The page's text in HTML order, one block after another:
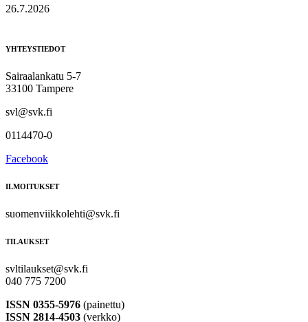
26.7.2026
YHTEYSTIEDOT
Sairaalankatu 5-7
33100 Tampere
svl@svk.fi
0114470-0
Facebook
ILMOITUKSET
suomenviikkolehti@svk.fi
TILAUKSET
svltilaukset@svk.fi
040 775 7200
ISSN 0355-5976 (painettu)
ISSN 2814-4503 (verkko)